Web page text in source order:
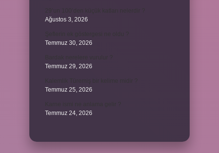
Ağustos 3, 2026
Temmuz 30, 2026
Temmuz 29, 2026
Temmuz 25, 2026
Temmuz 24, 2026